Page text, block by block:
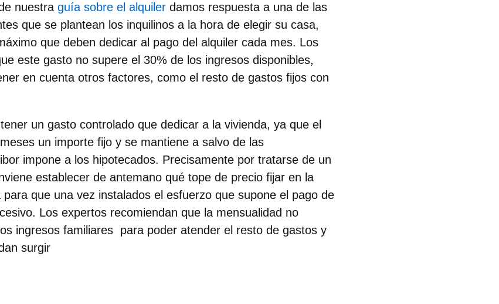
nuestra guía sobre el alquiler damos respuesta a una de las
que se plantean los inquilinos a la hora de elegir su casa,
que deben dedicar al pago del alquiler cada mes. Los
este gasto no supere el 30% de los ingresos disponibles,
en cuenta otros factores, como el resto de gastos fijos con
un gasto controlado que dedicar a la vivienda, ya que el
un importe fijo y se mantiene a salvo de las
impone a los hipotecados. Precisamente por tratarse de un
establecer de antemano qué tope de precio fijar en la
para que una vez instalados el esfuerzo que supone el pago de
Los expertos recomiendan que la mensualidad no
ingresos familiares para poder atender el resto de gastos y
surgir